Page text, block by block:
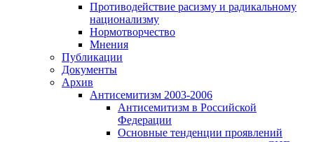
Противодействие расизму и радикальному
национализму
Нормотворчество
Мнения
Публикации
Документы
Архив
Антисемитизм 2003-2006
Антисемитизм в Российской
Федерации
Основные тенденции проявлений